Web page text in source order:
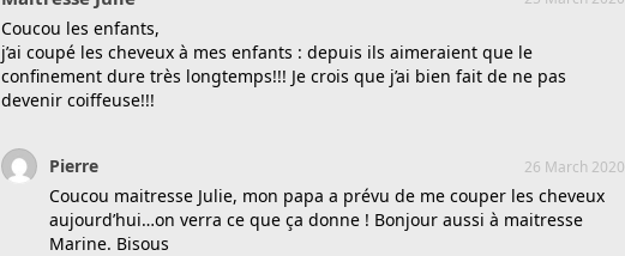
Coucou les enfants,
j’ai coupé les cheveux à mes enfants : depuis ils aimeraient que le
confinement dure très longtemps!!! Je crois que j’ai bien fait de ne pas
devenir coiffeuse!!!
Pierre 26 March 2020
Coucou maitresse Julie, mon papa a prévu de me couper les cheveux
aujourd’hui…on verra ce que ça donne ! Bonjour aussi à maitresse
Marine. Bisous